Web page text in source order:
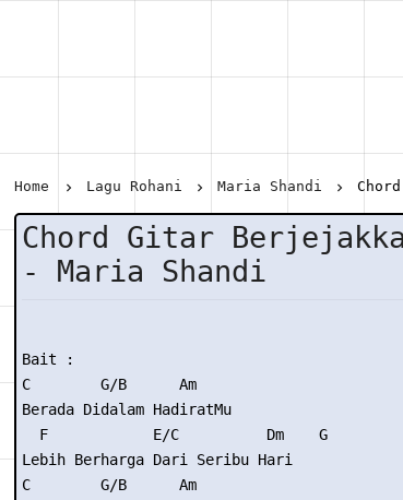
Home Lagu Rohani Maria Shandi Chord
Chord Gitar
- Maria Shandi
Bait :
C        G/B      Am
Berada Didalam HadiratMu
  F            E/C          Dm    G
Lebih Berharga Dari Seribu Hari
C        G/B      Am